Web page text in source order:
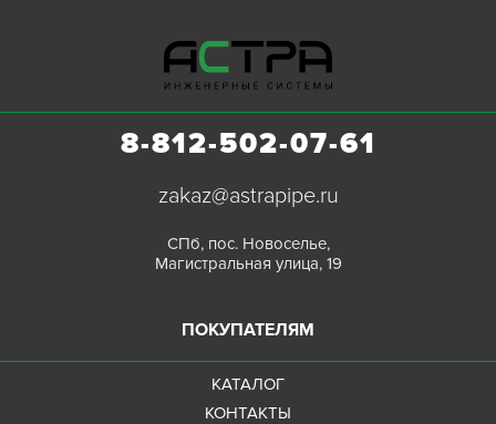
8-812-502-07-61
zakaz@astrapipe.ru
СПб, пос. Новоселье,
Магистральная улица, 19
ПОКУПАТЕЛЯМ
КАТАЛОГ
КОНТАКТЫ